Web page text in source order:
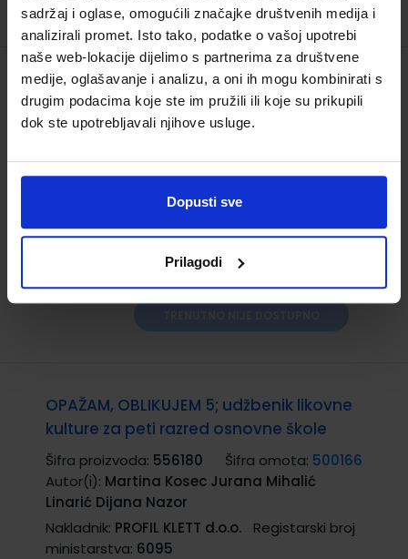
sadržaj i oglase, omogućili značajke društvenih medija i
analizirali promet. Isto tako, podatke o vašoj upotrebi
naše web-lokacije dijelimo s partnerima za društvene
medije, oglašavanje i analizu, a oni ih mogu kombinirati s
drugim podacima koje ste im pružili ili koje su prikupili
dok ste upotrebljavali njihove usluge.
Dopusti sve
Prilagodi
MOJE BOJE 5; udžbenik likovne kulture s
dodatnim digitalnim sadržajima u
petom razredu osnovne škole
Šifra proizvoda:556181 Šifra omota:500177
ŠKOLSKA KNJIGA d.d.
broj ministarstva:6096
OPAŽAM, OBLIKUJEM 5; udžbenik likovne
kulture za peti razred osnovne škole
Šifra proizvoda: 556180 Šifra omota: 500166
Autor(i): Martina Kosec Jurana Mihalić
Linarić Dijana Nazor
Nakladnik: PROFIL KLETT d.o.o.
Registarski broj
ministarstva: 6095